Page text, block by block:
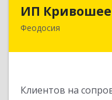
ИП
Феодосия
Клиентов на